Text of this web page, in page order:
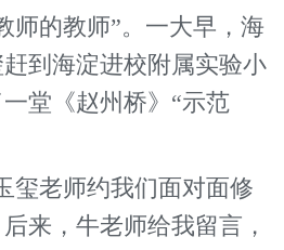
的教师”。一大早，海
到海淀进校附属实验小
堂《赵州桥》“示范
老师约我们面对面修
来，牛老师给我留言，